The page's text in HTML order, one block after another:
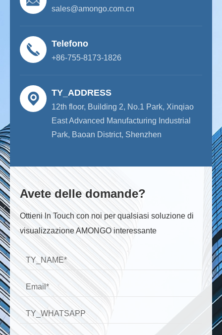
sales@amongo.com.cn
Telefono
+86-755-8173-1826
TY_ADDRESS
12th floor, Building 2, No.1 Park, Xinqiao
East Advanced Manufacturing Industrial
Park, Baoan District, Shenzhen
Avete delle domande?
Ottieni ln Touch con noi per qualsiasi soluzione di
visualizzazione AMONGO interessante